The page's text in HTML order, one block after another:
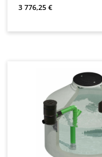
Обычная цена:
3 776,25 €